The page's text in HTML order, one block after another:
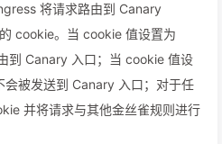
将请求路由到 Canary
cookie。当 cookie 值设置为
到 Canary 入口；当 cookie 值设
会被发送到 Canary 入口；对于任
并将请求与其他金丝雀规则进行